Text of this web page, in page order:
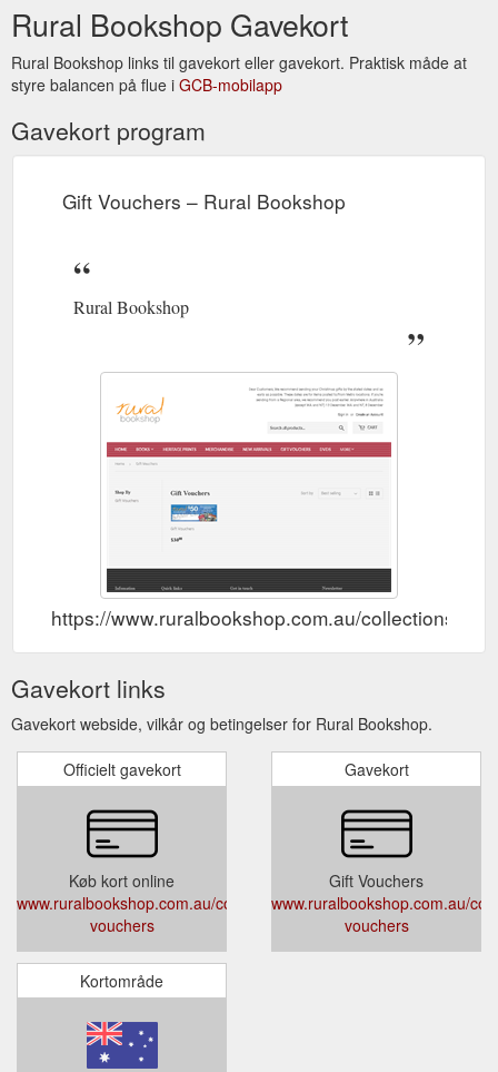
Rural Bookshop Gavekort
Rural Bookshop links til gavekort eller gavekort. Praktisk måde at
styre balancen på flue i GCB-mobilapp
Gavekort program
Gift Vouchers – Rural Bookshop
Rural Bookshop
https://www.ruralbookshop.com.au/collections/
Gavekort links
Gavekort webside, vilkår og betingelser for Rural Bookshop.
Officielt gavekort
Køb kort online
www.ruralbookshop.com.au/collections/gift-
vouchers
Gavekort
Gift Vouchers
www.ruralbookshop.com.au/
vouchers
Kortområde